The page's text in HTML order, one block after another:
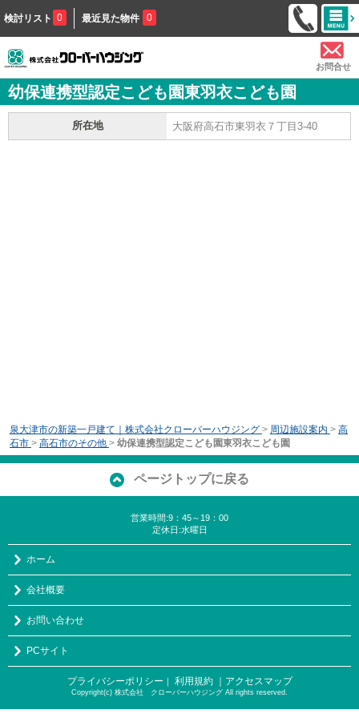
検討リスト 0 最近見た物件 0
お問合せ
幼保連携型認定こども園東羽衣こども園
所在地 大阪府高石市東羽衣７丁目3-40
泉大津市の新築一戸建て｜株式会社クローバーハウジング > 周辺施設案内 > 高
石市 > 高石市のその他 > 幼保連携型認定こども園東羽衣こども園
ページトップに戻る
営業時間:9：45～19：00
定休日:水曜日
ホーム
会社概要
お問い合わせ
PCサイト
プライバシーポリシー ｜ 利用規約 ｜アクセスマップ
Copyright(c) 株式会社 クローバーハウジング All rights reserved.